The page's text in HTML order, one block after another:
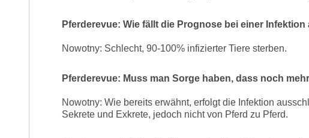
Pferderevue: Wie fällt die Prognose bei einer Infektion
Nowotny: Schlecht, 90-100% infizierter Tiere sterben.
Pferderevue: Muss man Sorge haben, dass noch
Nowotny: Wie bereits erwähnt, erfolgt die Infektion
Sekrete und Exkrete, jedoch nicht von Pferd zu Pferd.